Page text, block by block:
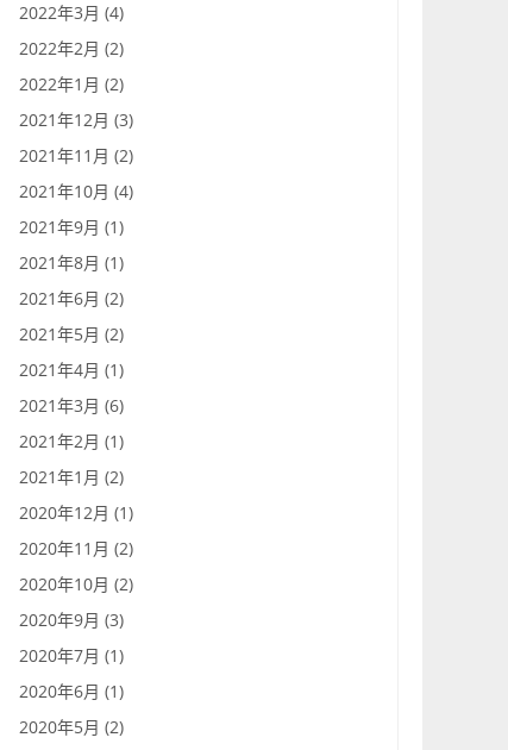
2022年3月 (4)
2022年2月 (2)
2022年1月 (2)
2021年12月 (3)
2021年11月 (2)
2021年10月 (4)
2021年9月 (1)
2021年8月 (1)
2021年6月 (2)
2021年5月 (2)
2021年4月 (1)
2021年3月 (6)
2021年2月 (1)
2021年1月 (2)
2020年12月 (1)
2020年11月 (2)
2020年10月 (2)
2020年9月 (3)
2020年7月 (1)
2020年6月 (1)
2020年5月 (2)